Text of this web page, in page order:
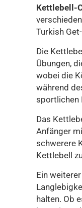
Kettlebell-
Turkish
Die
Übungen,
wobei die
während
sportlichen
Das
Anfänger
schwerere
Kettlebell
Ein
halten. Ob